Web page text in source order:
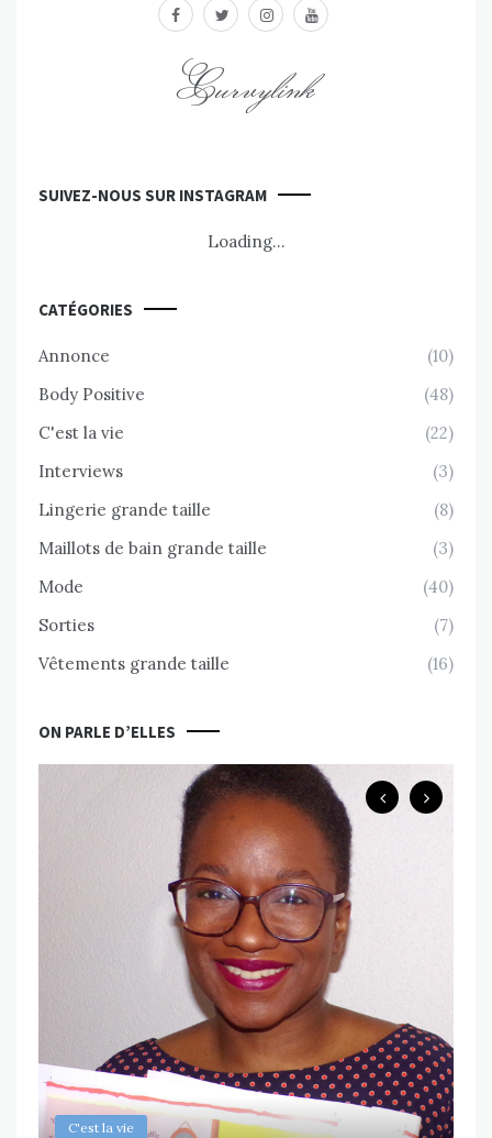
facebooktwitterinstagram
youtube
Curvylink
SUIVEZ-NOUS SUR INSTAGRAM
Loading...
CATÉGORIES
Annonce
(10)
Body Positive
(48)
C'est la vie
(22)
Interviews
(3)
Lingerie grande taille
(8)
Maillots de bain grande taille
(3)
Mode
(40)
Sorties
(7)
Vêtements grande taille
(16)
ON PARLE D’ELLES
C'est la vie